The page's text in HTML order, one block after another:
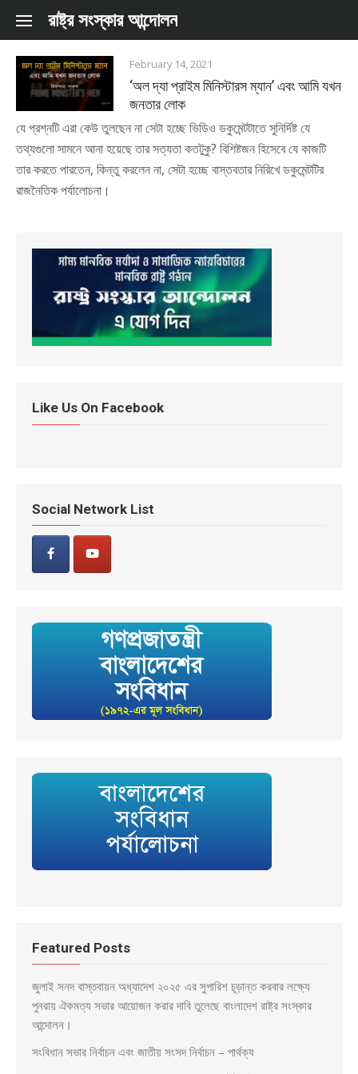
Skip to content
রাষ্ট্র সংস্কার আন্দোলন
February 14, 2021
‘অল দ্যা প্রাইম মিনিস্টারস ম্যান’ এবং আমি যখন
জনতার লোক
যে প্রশ্নটি এরা কেউ তুলছেন না সেটা হচ্ছে ভিডিও ডকুমেন্টটাতে সুনির্দিষ্ট যে
তথ্যগুলো সামনে আনা হয়েছে তার সত্যতা কতটুকু? বিশিষ্টজন হিসেবে যে কাজটি
তার করতে পারতেন, কিন্তু করলেন না, সেটা হচ্ছে বাস্তবতার নিরিখে ডকুমেন্টটির
রাজনৈতিক পর্যালোচনা।
Like Us On Facebook
Social Network List
Featured Posts
জুলাই সনদ বাস্তবায়ন অধ্যাদেশ ২০২৫ এর সুপারিশ চূড়ান্ত করবার লক্ষ্যে
পুনরায় ঐকমত্য সভার আয়োজন করার দাবি তুলেছে বাংলাদেশ রাষ্ট্র সংস্কার
আন্দোলন।
সংবিধান সভার নির্বাচন এবং জাতীয় সংসদ নির্বাচন – পার্থক্য